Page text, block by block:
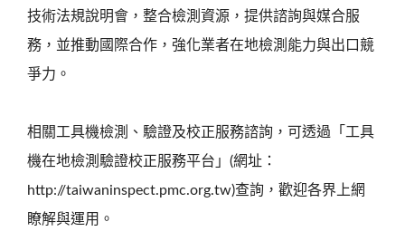
技術法規說明會，整合檢測資源，提供諮詢與媒合服
務，並推動國際合作，強化業者在地檢測能力與出口競
爭力。
相關工具機檢測、驗證及校正服務諮詢，可透過「工具
機在地檢測驗證校正服務平台」(網址：
http://taiwaninspect.pmc.org.tw)查詢，歡迎各界上網
瞭解與運用。